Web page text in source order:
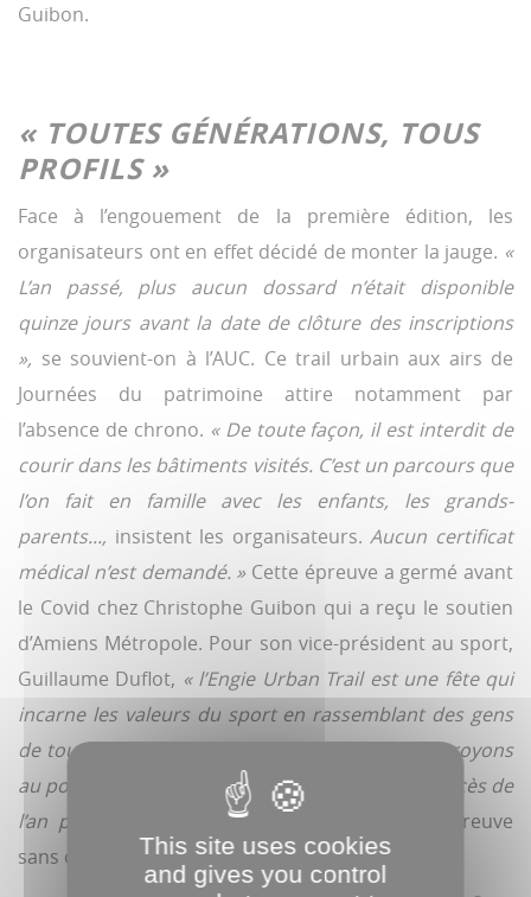
Guibon.
« TOUTES GÉNÉRATIONS, TOUS
PROFILS »
Face à l’engouement de la première édition, les
organisateurs ont en effet décidé de monter la jauge. «
L’an passé, plus aucun dossard n’était disponible
quinze jours avant la date de clôture des inscriptions
», se souvient-on à l’AUC. Ce trail urbain aux airs de
Journées du patrimoine attire notamment par
l’absence de chrono. « De toute façon, il est interdit de
courir dans les bâtiments visités. C’est un parcours que
l’on fait en famille avec les enfants, les grands-
parents..., insistent les organisateurs.Aucun certificat
médical n’est demandé. » Cette épreuve a germé avant
le Covid chez Christophe Guibon qui a reçu le soutien
d’Amiens Métropole. Pour son vice-président au sport,
Guillaume Duflot, « l’Engie Urban Trail est une fête qui
incarne les valeurs du sport en rassemblant des gens
de toutes générations et de tous profils. Nous croyons
au potentiel d’un tel événement à Amiens. Le succès de
l’an passé l’a confirmé ».
Comble pour une épreuve
sans chrono que de battre des records.
This site uses cookies
and gives you control